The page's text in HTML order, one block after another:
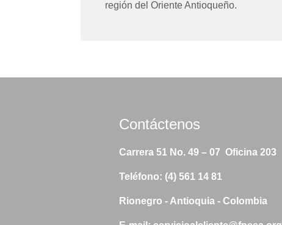
región del Oriente Antioqueño.
Contáctenos
Carrera 51 No. 49 – 07 Oficina 203
Teléfono: (4) 561 14 81
Rionegro - Antioquia - Colombia